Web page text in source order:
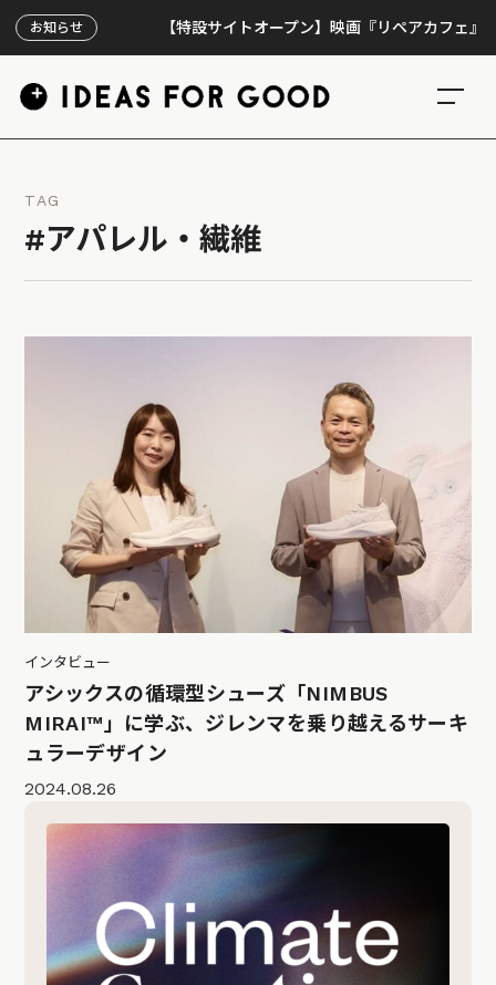
お知らせ 【特設サイトオープン】映画『リペアカフェ』、上
TAG
#アパレル・繊維
インタビュー
アシックスの循環型シューズ「NIMBUS
MIRAI™」に学ぶ、ジレンマを乗り越えるサーキ
ュラーデザイン
2024.08.26